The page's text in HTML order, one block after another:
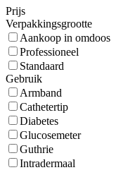
Prijs
Verpakkingsgrootte
Aankoop in omdoos
Professioneel
Standaard
Gebruik
Armband
Cathetertip
Diabetes
Glucosemeter
Guthrie
Intradermaal